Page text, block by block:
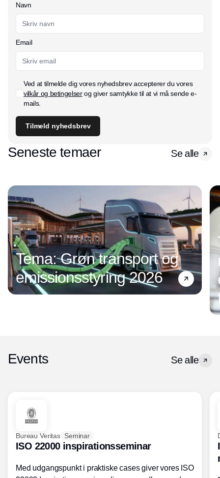
Navn
Email
Ved at tilmelde dig vores nyhedsbrev accepterer du vores
vilkår og betingelserog giver samtykke til at vi må sende e-
mails.
Tilmeld nyhedsbrev
Seneste temaer Se alle
Tema: Grøn transport og
emissionsstyring 2026
Events Se alle
Bureau Veritas Seminar
ISO 22000 inspirationsseminar
Med udgangspunkt i praktiske cases giver vores ISO